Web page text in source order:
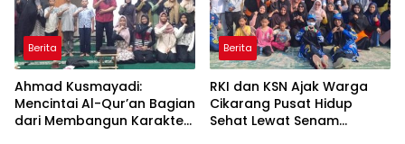
Berita
Ahmad Kusmayadi:
Mencintai Al-Qur’an Bagian
dari Membangun Karakter
Berita
RKI dan KSN Ajak Warga
Cikarang Pusat Hidup
Sehat Lewat Senam